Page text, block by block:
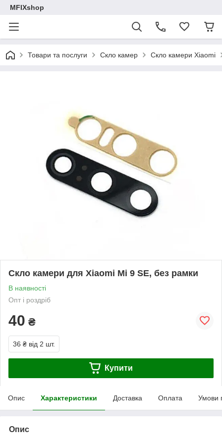
MFIXshop
Товари та послуги Скло камер Скло камери Xiaomi
Скло камери для Xiaomi Mi 9 SE, без рамки
В наявності
Опт і роздріб
40 ₴
36 ₴ від 2 шт.
Купити
Опис Характеристики Доставка Оплата Умови
Опис